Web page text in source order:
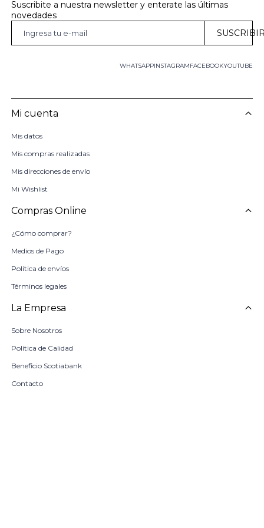
Suscribite a nuestra newsletter y enterate las últimas
novedades
WHATSAPP FACEBOOKYOUTUBE
INSTAGRAM
Mi cuenta
Mis datos
Mis compras realizadas
Mis direcciones de envío
Mi Wishlist
Compras Online
¿Cómo comprar?
Medios de Pago
Política de envíos
Términos legales
La Empresa
Sobre Nosotros
Política de Calidad
Beneficio Scotiabank
Contacto